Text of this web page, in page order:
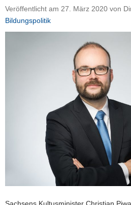
e
i
f
o
Veröffentlicht am 27. März 2020 von
Bildungspolitik